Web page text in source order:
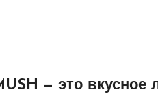
— это вкусное